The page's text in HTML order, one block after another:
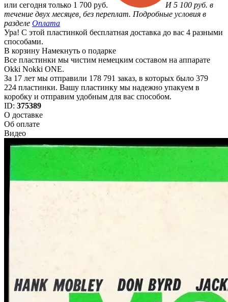
или сегодня только 1 700 руб.
И 5 100 руб. в
течение двух месяцев, без переплат. Подробные условия в
разделе Оплата
Ура! С этой пластинкой бесплатная доставка до вас 4 разными
способами.
В корзину Намекнуть о подарке
Все пластинки мы чистим немецким составом на аппарате
Okki Nokki ONE.
За 17 лет мы отправили 178 791 заказ, в которых было 379
224 пластинки. Вашу пластинку мы надежно упакуем в
коробку и отправим удобным для вас способом.
ID: 375389
О доставке
Об оплате
Видео